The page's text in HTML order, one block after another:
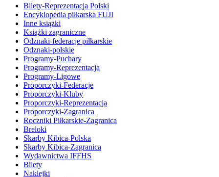
Bilety-Reprezentacja Polski
Encyklopedia piłkarska FUJI
Inne książki
Książki zagraniczne
Odznaki-federacje piłkarskie
Odznaki-polskie
Programy-Puchary
Programy-Reprezentacja
Programy-Ligowe
Proporczyki-Federacje
Proporczyki-Kluby
Proporczyki-Reprezentacja
Proporczyki-Zagranica
Roczniki Piłkarskie-Zagranica
Breloki
Skarby Kibica-Polska
Skarby Kibica-Zagranica
Wydawnictwa IFFHS
Bilety
Naklejki